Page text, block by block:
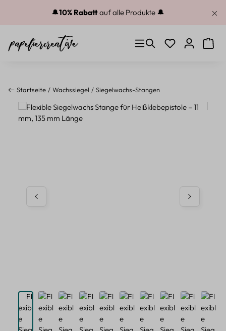
Zum Hauptinhalt springen
🔔10% Rabattauf alle Produkte 🔔
Du hast 0
Startseite Wachssiegel Siegelwachs-Stangen
Bildergalerie überspringen